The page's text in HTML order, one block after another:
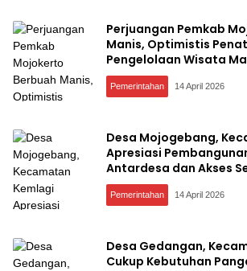
Perjuangan Pemkab
Manis, Optimistis
Pengelolaan Wisata
PAD
Pemerintahan 14 April 2026
Desa Mojogebang,
Apresiasi
Antardesa dan Akses
Pemerintahan 14 April 2026
Desa Gedangan,
Cukup Kebutuhan